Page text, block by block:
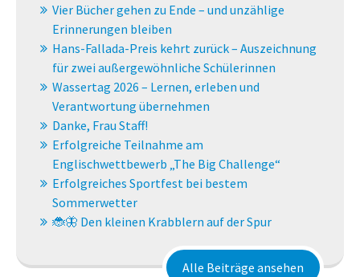
Vier Bücher gehen zu Ende – und unzählige
Erinnerungen bleiben
Hans-Fallada-Preis kehrt zurück – Auszeichnung
für zwei außergewöhnliche Schülerinnen
Wassertag 2026 – Lernen, erleben und
Verantwortung übernehmen
Danke, Frau Staff!
Erfolgreiche Teilnahme am
Englischwettbewerb „The Big Challenge“
Erfolgreiches Sportfest bei bestem
Sommerwetter
🐞🦋 Den kleinen Krabblern auf der Spur
Alle Beiträge ansehen